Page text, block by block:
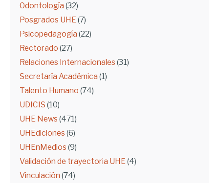
Odontología (32)
Posgrados UHE (7)
Psicopedagogía (22)
Rectorado (27)
Relaciones Internacionales (31)
Secretaría Académica (1)
Talento Humano (74)
UDICIS (10)
UHE News (471)
UHEdiciones (6)
UHEnMedios (9)
Validación de trayectoria UHE (4)
Vinculación (74)